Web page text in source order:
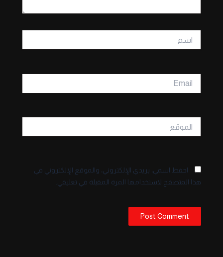
احفظ اسمي، بريدي الإلكتروني، والموقع الإلكتروني في
هذا المتصفح لاستخدامها المرة المقبلة في تعليقي.